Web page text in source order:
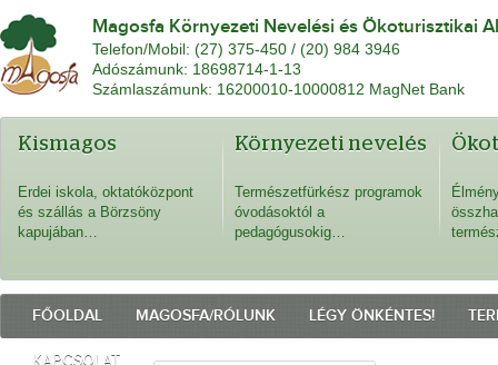
Magosfa Környezeti Nevelési és Ökoturisztikai
Telefon/Mobil: (27) 375-450 / (20) 984 3946
Adószámunk: 18698714-1-13
Számlaszámunk: 16200010-10000812 MagNet Bank
Kismagos
Erdei iskola, oktatóközpont
és szállás a Börzsöny
kapujában…
Környezeti nevelés
Természetfürkész programok
óvodásoktól a
pedagógusokig…
FŐOLDAL MAGOSFA/RÓLUNK LÉGY ÖNKÉNTES!
KAPCSOLAT